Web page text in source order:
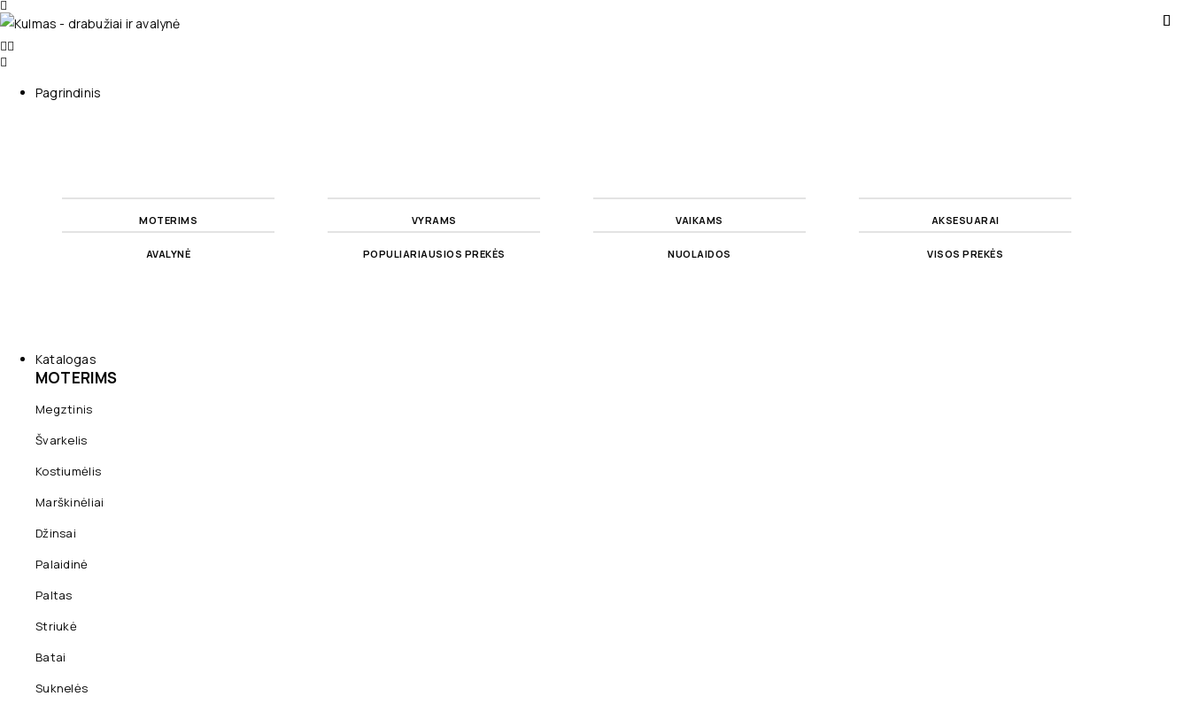
Pagrindinis
MOTERIMS VYRAMS VAIKAMS AKSESUARAI
AVALYNĖ POPULIARIAUSIOS PREKĖS NUOLAIDOS VISOS PREKĖS
Katalogas
MOTERIMS
Megztinis
Švarkelis
Kostiumėlis
Marškinėliai
Džinsai
Palaidinė
Paltas
Striukė
Batai
Suknelės